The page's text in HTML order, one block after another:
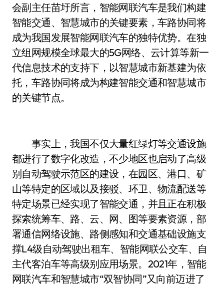
会副主任苗圩所言，智能网联汽车是我们构建
智能交通、智慧城市的关键要素，车路协同将
成为我国发展智能网联汽车的独特优势。在独
立组网规模全球最大的5G网络、云计算等新一
代信息技术的支持下，以智慧城市新基建为依
托，车路协同将成为构建智能交通和智慧城市
的关键节点。
事实上，我国不仅大量红绿灯等交通设施
都进行了数字化改造，不少地区也启动了高级
别自动驾驶示范区的建设，在园区、港口、矿
山等特定的区域以及接驳、环卫、物流配送等
特定场景已经实现了智能交通，并且正在积极
探索统筹车、路、云、网、图等要素资源，部
署通信网络设施、路侧感知和交通基础设施支
撑L4级自动驾驶出租车、智能网联公交车、自
主代客泊车等高级别应用场景。2021年，智能
网联汽车和智慧城市“双智协同”又向前迈进了